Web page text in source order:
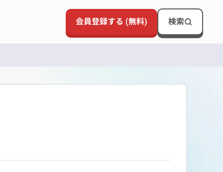
会員登録する (無料) 検索